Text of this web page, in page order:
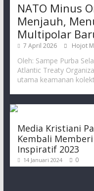
NATO Minus
Menjauh,
Multipolar
7 April 2026 Hojot
Oleh: Sampe Purba
Atlantic Treaty
utama keamanan
Media Kristiani
Kembali
Inspiratif 2023
14 Januari 2024 0